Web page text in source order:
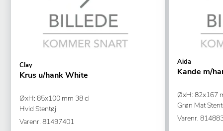
Clay
Krus u/hank White
ØxH: 85x100 mm 38 cl
Hvid Stentøj
Varenr. 81497401
Aida
Kande m/
ØxH: 82x167
Grøn Mat
Varenr.